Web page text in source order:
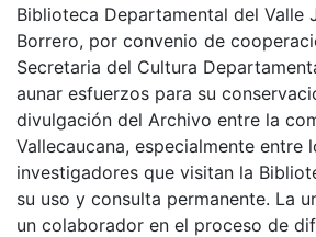
Biblioteca Departamental del Valle
Borrero, por convenio de
Secretaria del Cultura
aunar esfuerzos para su
divulgación del Archivo entre la
Vallecaucana, especialmente entre
investigadores que visitan la
su uso y consulta permanente. La
un colaborador en el proceso de